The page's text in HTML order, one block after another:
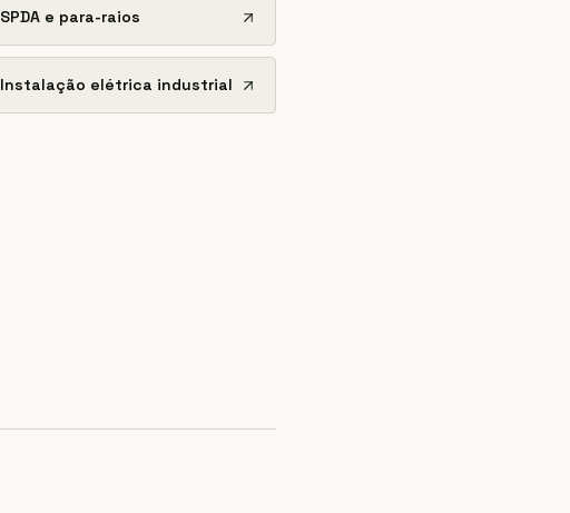
SPDA e para-raios
Instalação elétrica industrial